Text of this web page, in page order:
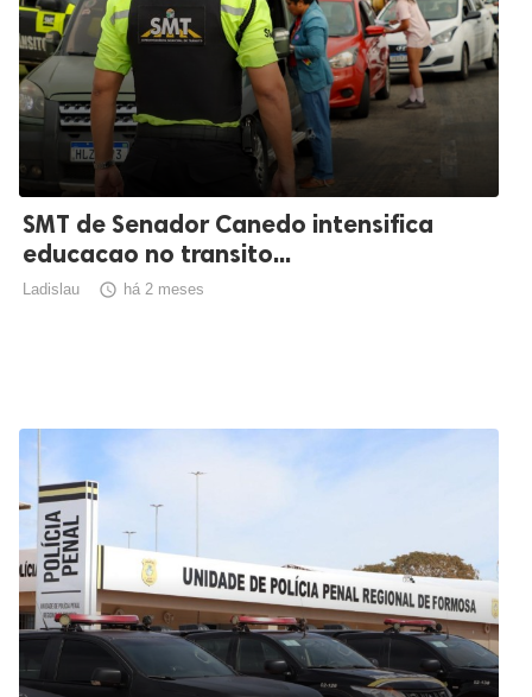
SMT de Senador Canedo intensifica
educacao no transito...
Ladislau  há 2 meses